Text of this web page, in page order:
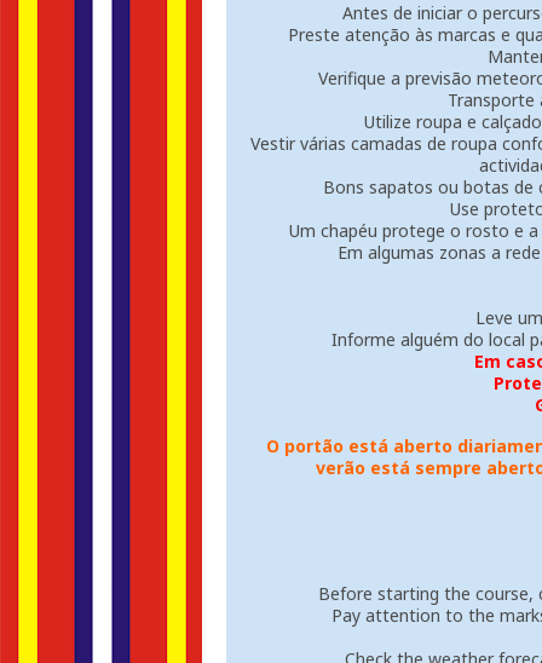
Antes de iniciar o
Preste atenção às marcas e
Verifique a previsão
Transporte
Utilize roupa e
Vestir várias camadas de roupa
Bons sapatos ou botas de
Use
Um chapéu protege o rosto e
Em algumas zonas a
Leve
Informe alguém do local
Em
O portão está aberto
verão está sempre
Before starting the course,
Pay attention to the